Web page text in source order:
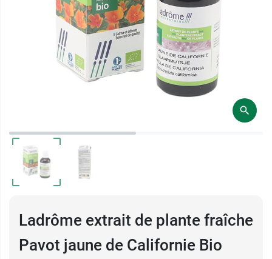
Ladrôme extrait de plante fraîche
Pavot jaune de Californie Bio